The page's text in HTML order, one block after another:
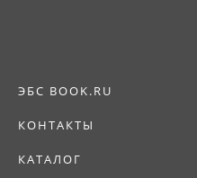
ЭБС BOOK.RU
КОНТАКТЫ
КАТАЛОГ